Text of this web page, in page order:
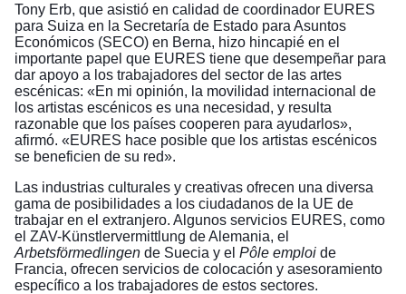
Tony Erb, que asistió en calidad de coordinador EURES
para Suiza en la Secretaría de Estado para Asuntos
Económicos (SECO) en Berna, hizo hincapié en el
importante papel que EURES tiene que desempeñar para
dar apoyo a los trabajadores del sector de las artes
escénicas: «En mi opinión, la movilidad internacional de
los artistas escénicos es una necesidad, y resulta
razonable que los países cooperen para ayudarlos»,
afirmó. «EURES hace posible que los artistas escénicos
se beneficien de su red».
Las industrias culturales y creativas ofrecen una diversa
gama de posibilidades a los ciudadanos de la UE de
trabajar en el extranjero. Algunos servicios EURES, como
el ZAV-Künstlervermittlung de Alemania, el
Arbetsförmedlingen de Suecia y el Pôle emploi de
Francia, ofrecen servicios de colocación y asesoramiento
específico a los trabajadores de estos sectores.